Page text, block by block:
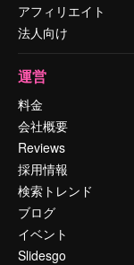
アフィリエイト
法人向け
運営
料金
会社概要
Reviews
採用情報
検索トレンド
ブログ
イベント
Slidesgo